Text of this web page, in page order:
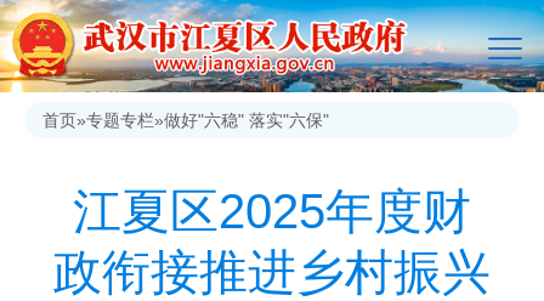
首页»专题专栏»做好"六稳" 落实"六保"
江夏区2025年度财
政衔接推进乡村振兴